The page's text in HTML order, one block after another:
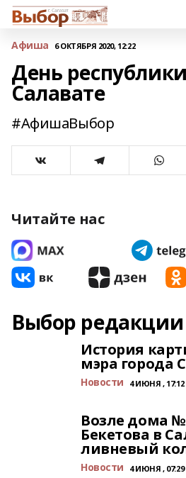
Афиша 6 ОКТЯБРЯ 2020, 12:22
День
Салавате
#АфишаВыбор
Читайте нас
Выбор редакции
История
мэра города
Новости 4 ИЮНЯ , 17:12
Возле дома №
Бекетова в
ливневый
Новости 4 ИЮНЯ , 07:29